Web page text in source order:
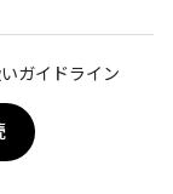
ガイドライン